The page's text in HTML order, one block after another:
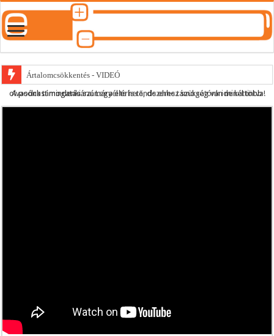
Ártalomcsökkentés - VIDEÓ
E-cigi használati szokások 2.0
A podcast mindenki számára elérhető, de ehhez szükség van minél több olvasónk támogatására.Legyél te is rendszeres támogatónk ide kattintva!